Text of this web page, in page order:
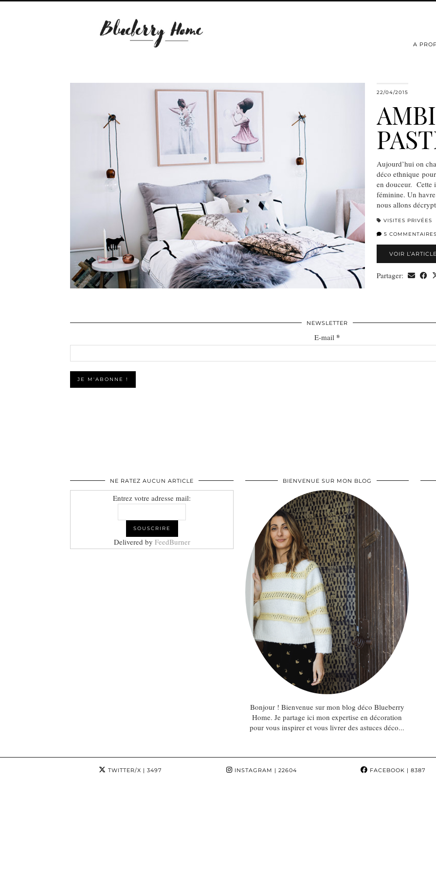
A
22/04/2015
Aujourd’hui on
déco ethnique
en douceur. Cette
féminine. Un
nous allons
VISITES PRIVÉES
5
VOIR
Partager:
NEWSLETTER
E-mail *
NE RATEZ AUCUN ARTICLE
Entrez votre adresse mail:
Delivered by FeedBurner
BIENVENUE SUR MON BLOG
Bonjour ! Bienvenue sur mon blog déco Blueberry
Home. Je partage ici mon expertise en décoration
pour vous inspirer et vous livrer des astuces déco...
TWITTER/X | 3497 INSTAGRAM | 22604 FACEBOOK | 8387